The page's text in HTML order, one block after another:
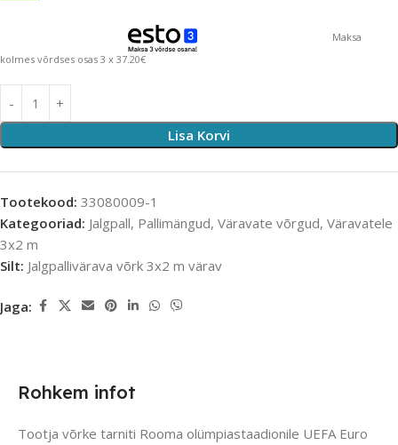
Maksa
kolmes võrdses osas 3 x 37.20€
Lisa Korvi
Tootekood: 33080009-1
Kategooriad: Jalgpall, Pallimängud, Väravate võrgud, Väravatele
3x2 m
Silt: Jalgpallivärava võrk 3x2 m värav
Jaga:
Rohkem infot
Tootja võrke tarniti Rooma olümpiastaadionile UEFA Euro